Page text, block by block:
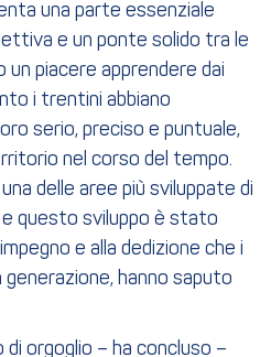
una parte essenziale
e un ponte solido tra le
piacere apprendere dai
i trentini abbiano
serio, preciso e puntuale,
nel corso del tempo.
delle aree più sviluppate di
questo sviluppo è stato
e alla dedizione che i
hanno saputo
orgoglio – ha concluso –